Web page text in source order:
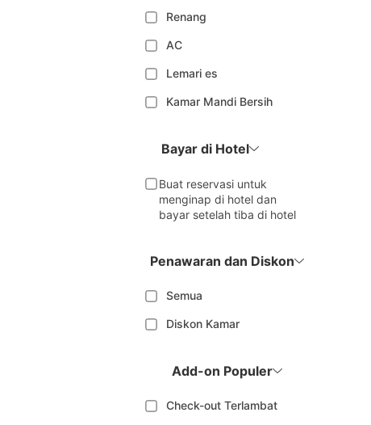
Renang
AC
Lemari es
Kamar Mandi Bersih
Bayar di Hotel
Buat reservasi untuk
menginap di hotel dan
bayar setelah tiba di hotel
Penawaran dan Diskon
Semua
Diskon Kamar
Add-on Populer
Check-out Terlambat